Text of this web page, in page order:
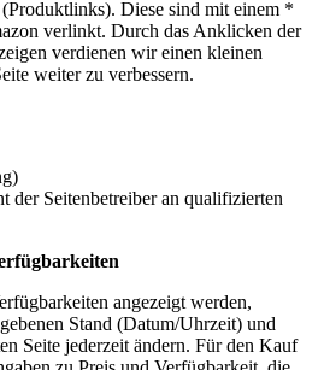
Diese sind mit einem *
verlinkt. Durch das Anklicken der
verdienen wir einen kleinen
weiter zu verbessern.
der Seitenbetreiber an qualifizierten
angezeigt werden,
Stand (Datum/Uhrzeit) und
Seite jederzeit ändern. Für den Kauf